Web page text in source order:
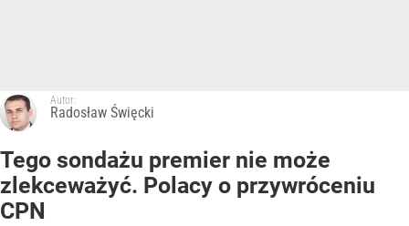
Autor:
Radosław Święcki
Tego sondażu premier nie może
zlekceważyć. Polacy o przywróceniu
CPN